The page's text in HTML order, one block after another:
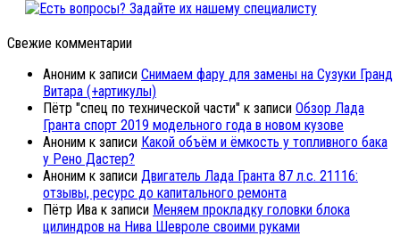
Свежие комментарии
Аноним к записи Снимаем фару для замены на Сузуки Гранд
Витара (+артикулы)
Пётр "спец по технической части" к записи Обзор Лада
Гранта спорт 2019 модельного года в новом кузове
Аноним к записи Какой объём и ёмкость у топливного бака
у Рено Дастер?
Аноним к записи Двигатель Лада Гранта 87 л.с. 21116:
отзывы, ресурс до капитального ремонта
Пётр Ива к записи Меняем прокладку головки блока
цилиндров на Нива Шевроле своими руками